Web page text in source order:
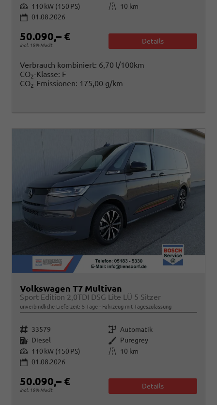
Leistung 110 kW (150 PS) Kilometerstand
10 km
01.08.2026
50.090,– €
incl. 19% MwSt.
Details
Verbrauch kombiniert: 6,70 l/100km
CO2-Klasse: F
CO2-Emissionen: 175,00 g/km
Volkswagen T7 Multivan
Sport Edition 2,0TDI DSG Lite LÜ 5 Sitzer
unverbindliche Lieferzeit: 5 Tage Fahrzeug mit Tageszulassung
Fahrzeugnr. 33579 Getriebe Automatik
Kraftstoff Diesel Außenfarbe Puregrey
Leistung 110 kW (150 PS) Kilometerstand
10 km
01.08.2026
50.090,– €
incl. 19% MwSt.
Details